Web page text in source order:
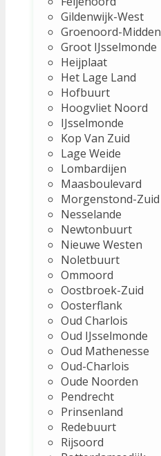
Gildenwijk-West
Groenoord-Midden
Groot IJsselmonde
Heijplaat
Het Lage Land
Hofbuurt
Hoogvliet Noord
IJsselmonde
Kop Van Zuid
Lage Weide
Lombardijen
Maasboulevard
Morgenstond-Zuid
Nesselande
Newtonbuurt
Nieuwe Westen
Noletbuurt
Ommoord
Oostbroek-Zuid
Oosterflank
Oud Charlois
Oud IJsselmonde
Oud Mathenesse
Oud-Charlois
Oude Noorden
Pendrecht
Prinsenland
Redebuurt
Rijsoord